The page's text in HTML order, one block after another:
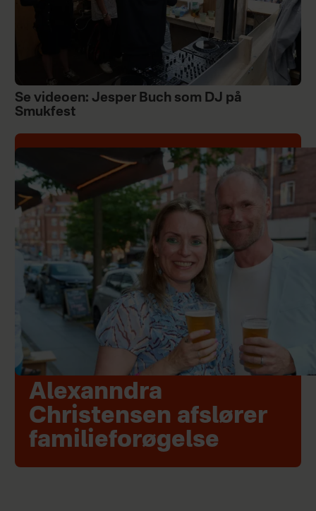
Se videoen: Jesper Buch som DJ på
Smukfest
Alexanndra
Christensen afslører
familieforøgelse